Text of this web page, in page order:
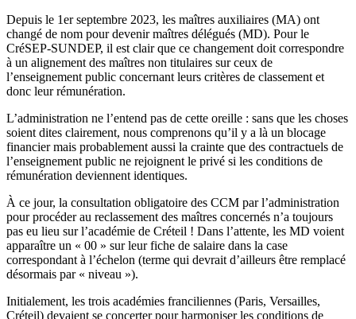
Depuis le 1er septembre 2023, les maîtres auxiliaires (MA) ont
changé de nom pour devenir maîtres délégués (MD). Pour le
CréSEP-SUNDEP, il est clair que ce changement doit correspondre
à un alignement des maîtres non titulaires sur ceux de
l’enseignement public concernant leurs critères de classement et
donc leur rémunération.
L’administration ne l’entend pas de cette oreille : sans que les choses
soient dites clairement, nous comprenons qu’il y a là un blocage
financier mais probablement aussi la crainte que des contractuels de
l’enseignement public ne rejoignent le privé si les conditions de
rémunération deviennent identiques.
À ce jour, la consultation obligatoire des CCM par l’administration
pour procéder au reclassement des maîtres concernés n’a toujours
pas eu lieu sur l’académie de Créteil ! Dans l’attente, les MD voient
apparaître un « 00 » sur leur fiche de salaire dans la case
correspondant à l’échelon (terme qui devrait d’ailleurs être remplacé
désormais par « niveau »).
Initialement, les trois académies franciliennes (Paris, Versailles,
Créteil) devaient se concerter pour harmoniser les conditions de